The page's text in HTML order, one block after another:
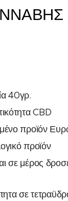
40γρ.
CBD
προϊόν
προϊόν
σε μέρος
σε